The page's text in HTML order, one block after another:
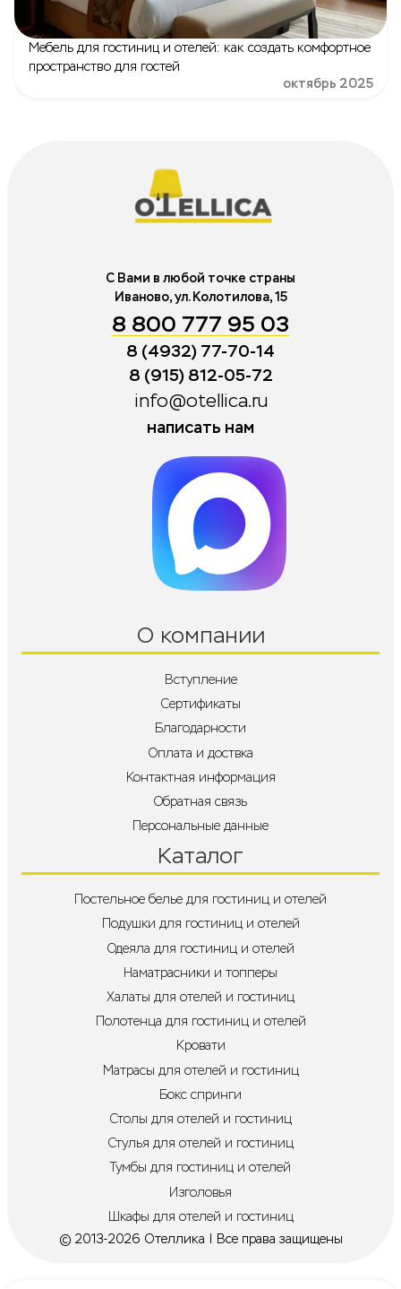
Мебель для гостиниц и отелей: как создать комфортное
пространство для гостей
октябрь 2025
С Вами в любой точке страны
Иваново, ул. Колотилова, 15
8 800 777 95 03
8 (4932) 77-70-14
8 (915) 812-05-72
info@otellica.ru
написать нам
Каталог
Постельное белье для гостиниц и отелей
Подушки для гостиниц и отелей
Одеяла для гостиниц и отелей
Наматрасники и топперы
Халаты для отелей и гостиниц
Полотенца для гостиниц и отелей
Кровати
Матрасы для отелей и гостиниц
Бокс спринги
Столы для отелей и гостиниц
Стулья для отелей и гостиниц
Тумбы для гостиниц и отелей
Изголовья
Шкафы для отелей и гостиниц
О компании
Вступление
Сертификаты
Благодарности
Оплата и доствка
Контактная информация
Обратная связь
Персональные данные
© 2013-2026 Отеллика | Все права защищены